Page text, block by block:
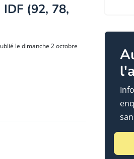
(92, 78,
le dimanche 2 octobre